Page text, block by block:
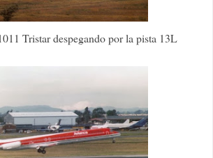
Tristar despegando por la pista 13L